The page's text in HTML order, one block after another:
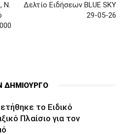
Ν.
Δελτίο Ειδήσεων BLUE SKY
29-05-26
ΔΗΜΙΟΥΡΓΟ
το Ειδικό
Πλαίσιο για τον